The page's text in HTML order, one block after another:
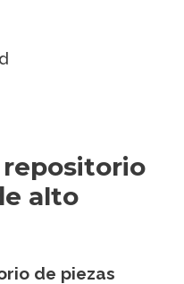
repositorio
alto
de piezas